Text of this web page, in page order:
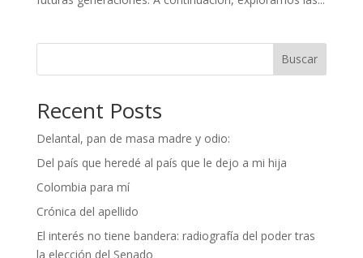
Buscar
Recent Posts
Delantal, pan de masa madre y odio:
Del país que heredé al país que le dejo a mi hija
Colombia para mí
Crónica del apellido
El interés no tiene bandera: radiografía del poder tras
la elección del Senado